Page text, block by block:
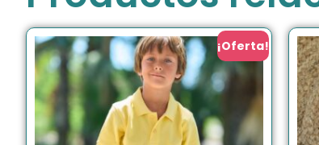
¡Oferta!